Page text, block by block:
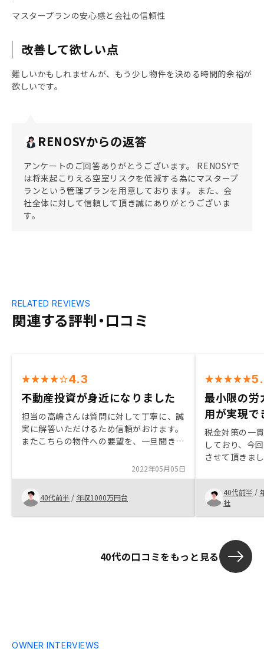
マスタープランの安心感と会社の信頼性
改善して欲しい点
難しいかもしれませんが、もう少し物件を決める時間的余裕が
欲しいです。
RENOSYからの返答
アンケートのご回答ありがとうございます。 RENOSYで
は将来起こりえる空室リスクを低減する為にマスタープ
ランという管理プランを用意しております。 また、会
社全体に対して信頼して頂き誠にありがとうございま
す。
関連する評判・口コミ
RELATED REVIEWS
4.3
不動産投資が身近になりました
担当の高嶋さんは質問に対して丁寧に、誠
実に解答いただけるため信頼がおけます。
またこちらの物件への要望を、一旦聞き入
です。 サービスでは空室、修繕補償プラ
ンが、あること。アプリで新着情報や購入
物件管理、確定申告準備ができる点が良
い。二棟目購入しましたが、今後の展開な
どお話できる機会があれば嬉しいです。例
2022年05月05日
40代前半 / 年収1000万円台
最小限の労
用が実現で
税金対策の一
しており、今
させて頂きま
り、この部分
サービスを受
RENOSYで提
当然、サービ
の要望に非常
ります。購入
に無いですが
40代前半 /
社
40代の口コミをもっと見る
OWNER INTERVIEWS